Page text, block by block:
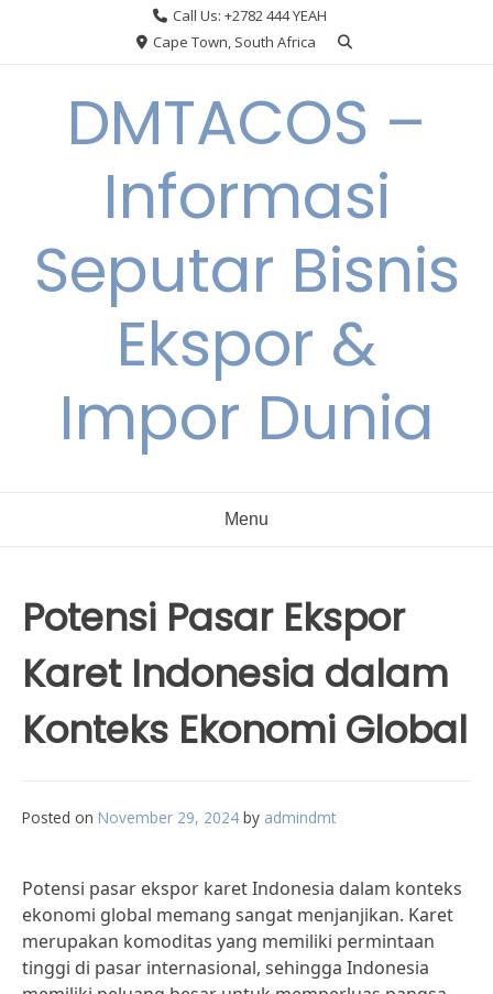
Call Us: +2782 444 YEAH
Cape Town, South Africa
DMTACOS –
Informasi
Seputar Bisnis
Ekspor &
Impor Dunia
Menu
Potensi Pasar Ekspor
Karet Indonesia dalam
Konteks Ekonomi Global
Posted on November 29, 2024 by admindmt
Potensi pasar ekspor karet Indonesia dalam konteks
ekonomi global memang sangat menjanjikan. Karet
merupakan komoditas yang memiliki permintaan
tinggi di pasar internasional, sehingga Indonesia